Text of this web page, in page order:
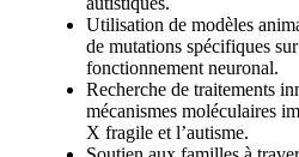
Utilisation de modèles
de mutations spécifiques
fonctionnement neuronal.
Recherche de traitements
mécanismes moléculaires
X fragile et l’autisme.